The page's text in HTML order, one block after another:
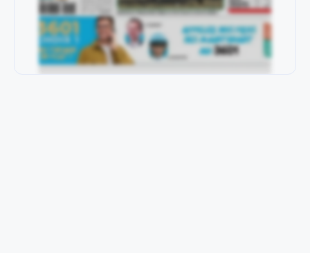
Jasmin Géma : Ce bon élément est devenu beaucoup
plus sage. Les résultats